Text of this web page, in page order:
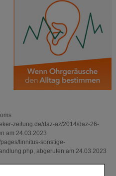
zeitung.de/daz-az/2014/daz-26-
am 24.03.2023
tinnitus-sonstige-
abgerufen am 24.03.2023